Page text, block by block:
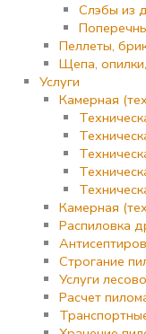
Слэбы из
Пеллеты,
Щепа,
Услуги
Камерная
Камерная
Распиловка
Строгание
Услуги
Расчет